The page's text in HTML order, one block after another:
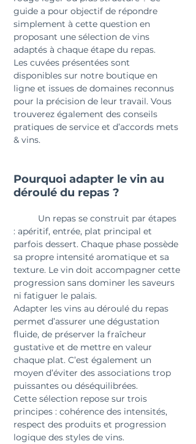
guide a pour objectif de répondre
simplement à cette question en
proposant une sélection de vins
adaptés à chaque étape du repas.
Les cuvées présentées sont
disponibles sur notre boutique en
ligne et issues de domaines reconnus
pour la précision de leur travail. Vous
trouverez également des conseils
pratiques de service et d’accords mets
& vins.
Pourquoi adapter le vin au
déroulé du repas ?
: apéritif, entrée, plat principal et
parfois dessert. Chaque phase possède
sa propre intensité aromatique et sa
texture. Le vin doit accompagner cette
progression sans dominer les saveurs
ni fatiguer le palais.
Adapter les vins au déroulé du repas
permet d’assurer une dégustation
fluide, de préserver la fraîcheur
gustative et de mettre en valeur
chaque plat. C’est également un
moyen d’éviter des associations trop
puissantes ou déséquilibrées.
Cette sélection repose sur trois
principes : cohérence des intensités,
respect des produits et progression
logique des styles de vins.